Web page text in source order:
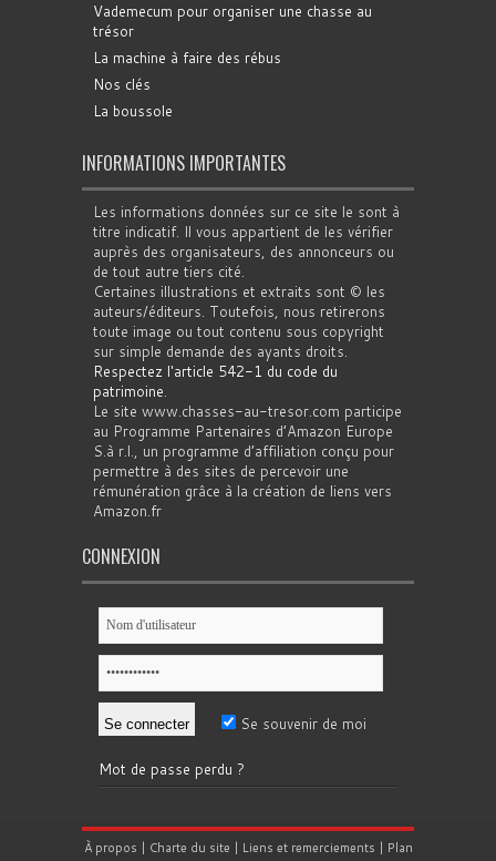
Vademecum pour organiser une chasse au
trésor
La machine à faire des rébus
Nos clés
La boussole
INFORMATIONS IMPORTANTES
Les informations données sur ce site le sont à
titre indicatif. Il vous appartient de les vérifier
auprès des organisateurs, des annonceurs ou
de tout autre tiers cité.
Certaines illustrations et extraits sont © les
auteurs/éditeurs. Toutefois, nous retirerons
toute image ou tout contenu sous copyright
sur simple demande des ayants droits.
Respectez l'article 542-1 du code du
patrimoine.
Le site www.chasses-au-tresor.com participe
au Programme Partenaires d’Amazon Europe
S.à r.l., un programme d’affiliation conçu pour
permettre à des sites de percevoir une
rémunération grâce à la création de liens vers
Amazon.fr
CONNEXION
Se souvenir de moi
Mot de passe perdu ?
À propos | Charte du site | Liens et remerciements | Plan